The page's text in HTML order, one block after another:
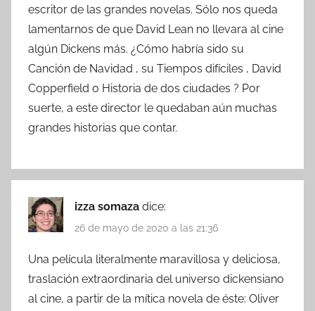
escritor de las grandes novelas. Sólo nos queda
lamentarnos de que David Lean no llevara al cine
algún Dickens más. ¿Cómo habría sido su
Canción de Navidad , su Tiempos difíciles , David
Copperfield o Historia de dos ciudades ? Por
suerte, a este director le quedaban aún muchas
grandes historias que contar.
izza somaza dice:
26 de mayo de 2020 a las 21:36
Una película literalmente maravillosa y deliciosa,
traslación extraordinaria del universo dickensiano
al cine, a partir de la mítica novela de éste: Oliver